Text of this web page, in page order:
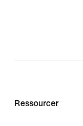
Ressourcer